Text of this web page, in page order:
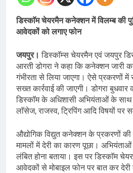
डिस्काॅम चेयरमैन कनेक्शन में विलम्ब की
आवेदकों को लगाए फोन
जयपुर।डिस्काॅम्स चेयरमैन एवं जयपुर
आरती डोगरा ने कहा कि कनेक्शन जारी
गंभीरता से लिया जाएगा। ऐसे प्रकरणों में
सख्त कार्रवाई की जाएगी। डोगरा
डिस्काॅम के अधिशासी अभियंताओं के साथ
लाॅसेज, राजस्व, ट्रिपिंग आदि विषयों पर
औद्योगिक विद्युत कनेक्शन के प्रकरणों की
मामलों में देरी का कारण पूछा।
लंबित होना बताया। इस पर डिस्काॅम
आवेदकों से मोबाइल फोन पर बात कर